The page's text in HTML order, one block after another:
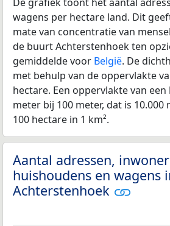
wagens per hectare land. Dit
mate van concentratie van
de buurt Achterstenhoek ten
gemiddelde voor België. De
met behulp van de oppervlakte
hectare. Een oppervlakte van een
meter bij 100 meter, dat is 10.000
100 hectare in 1 km².
Aantal adressen,
huishoudens en wagens
Achterstenhoek